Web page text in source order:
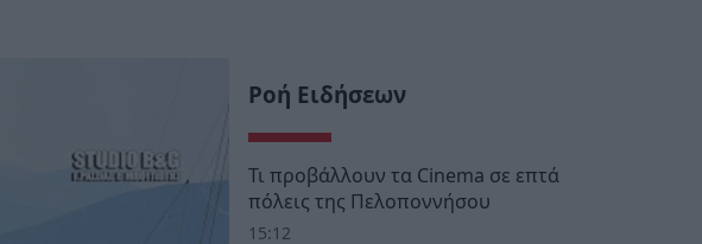
Ροή Ειδήσεων
Τι προβάλλουν τα Cinema σε επτά
πόλεις της Πελοποννήσου
15:12